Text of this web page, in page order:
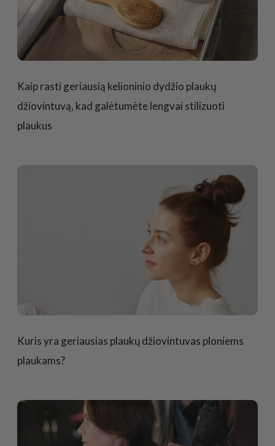
Kaip rasti geriausią kelioninio dydžio plaukų
džiovintuvą, kad galėtumėte lengvai stilizuoti
plaukus
Kuris yra geriausias plaukų džiovintuvas ploniems
plaukams?